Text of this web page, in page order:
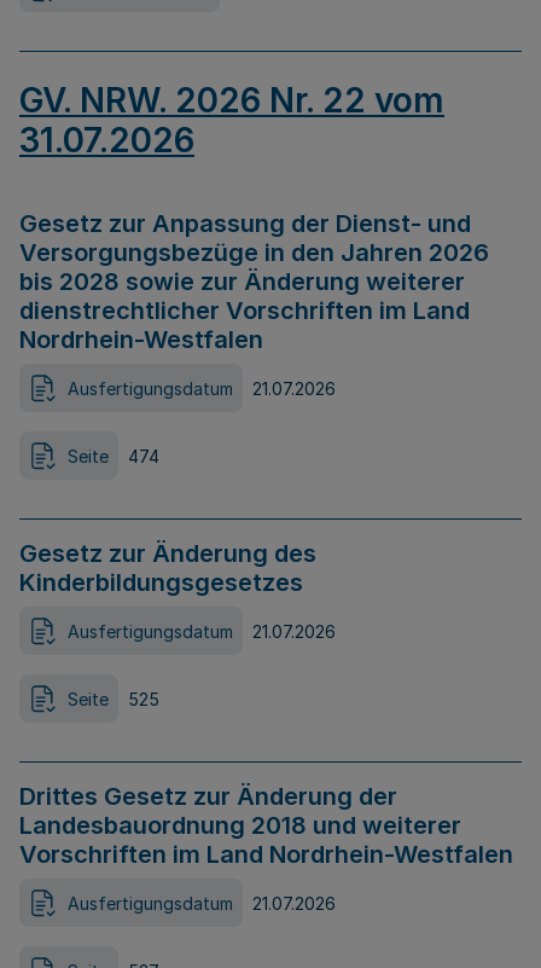
GV. NRW. 2026 Nr. 22 vom
31.07.2026
Gesetz zur Anpassung der Dienst- und
Versorgungsbezüge in den Jahren 2026
bis 2028 sowie zur Änderung weiterer
dienstrechtlicher Vorschriften im Land
Nordrhein-Westfalen
Ausfertigungsdatum 21.07.2026
Seite 474
Gesetz zur Änderung des
Kinderbildungsgesetzes
Ausfertigungsdatum 21.07.2026
Seite 525
Drittes Gesetz zur Änderung der
Landesbauordnung 2018 und weiterer
Vorschriften im Land Nordrhein-Westfalen
Ausfertigungsdatum 21.07.2026